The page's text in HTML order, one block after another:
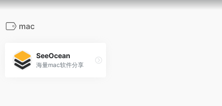
mac
SeeOcean
海量mac软件分享